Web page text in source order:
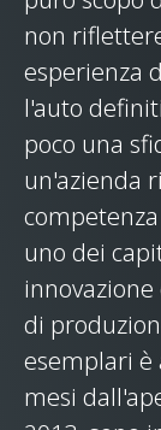
PESO
Peso a
leggero)
Peso DIN
non
esperienza
l'auto
poco una
un'azienda
uno dei
di
esemplari è
mesi